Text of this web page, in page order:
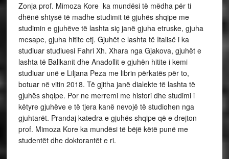
Zonja prof. Mimoza Kore ka mundësi të mëdha për ti
dhënë shtysë të madhe studimit të gjuhës shqipe me
studimin e gjuhëve të lashta siç janë gjuha etruske, gjuha
mesape, gjuha hitite etj. Gjuhët e lashta të Italisë i ka
studiuar studiuesi Fahri Xh. Xhara nga Gjakova, gjuhët e
lashta të Ballkanit dhe Anadollit e gjuhën hitite i kemi
studiuar unë e Liljana Peza me librin përkatës për to,
botuar në vitin 2018. Të gjitha janë dialekte të lashta të
gjuhës shqipe. Por ne merremi me histori dhe studimi i
këtyre gjuhëve e të tjera kanë nevojë të studiohen nga
gjuhtarët. Prandaj katedra e gjuhës shqipe që e drejton
prof. Mimoza Kore ka mundësi të bëjë këtë punë me
studentët dhe doktorantët e ri.